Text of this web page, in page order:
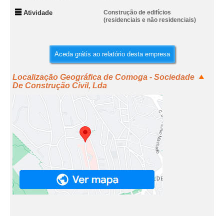
Atividade
Construção de edifícios
(residenciais e não residenciais)
Aceda grátis ao relatório desta empresa
Localização Geográfica de Comoga - Sociedade
De Construção Civil, Lda